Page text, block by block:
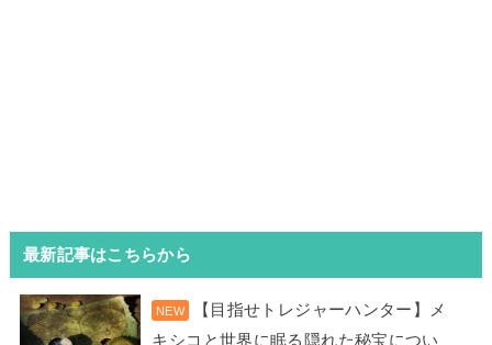
最新記事はこちらから
【目指せトレジャーハンター】メ
キシコと世界に眠る隠れた秘宝につい